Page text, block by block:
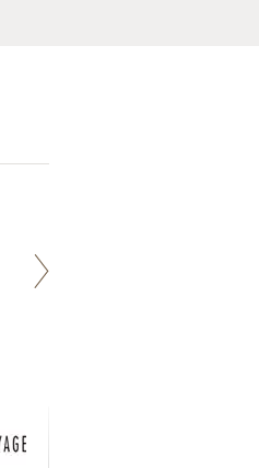
Notre site Odyssee est un portail